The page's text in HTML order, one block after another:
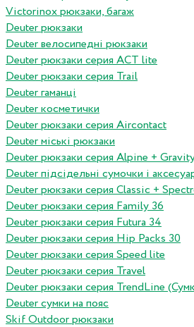
Victorinox рюкзаки, багаж
Deuter рюкзаки
Deuter велосипедні рюкзаки
Deuter рюкзаки серия ACT lite
Deuter рюкзаки серия Trail
Deuter гаманці
Deuter косметички
Deuter рюкзаки серия Aircontact
Deuter міські рюкзаки
Deuter рюкзаки серия Alpine +
Deuter підсідельні сумочки і
Deuter рюкзаки серия Classic +
Deuter рюкзаки серия Family 36
Deuter рюкзаки серия Futura 34
Deuter рюкзаки серия Hip Packs 30
Deuter рюкзаки серия Speed lite
Deuter рюкзаки серия Travel
Deuter рюкзаки серия TrendLine
Deuter сумки на пояс
Skif Outdoor рюкзаки